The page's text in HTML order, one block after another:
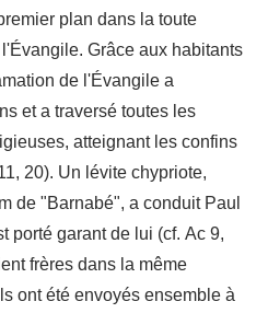
plan dans la toute
Grâce aux habitants
de l'Évangile a
et a traversé toutes les
atteignant les confins
20). Un lévite chypriote,
de "Barnabé", a conduit Paul
porté garant de lui (cf. Ac 9,
frères dans la même
ont été envoyés ensemble à